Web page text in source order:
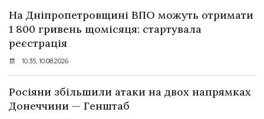
На Дніпропетровщині ВПО можуть отримати
1 800 гривень щомісяця: стартувала
реєстрація
10:35, 10.08.2026
Росіяни збільшили атаки на двох напрямках
Донеччини — Генштаб